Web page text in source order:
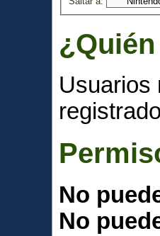
Usuarios
No
No